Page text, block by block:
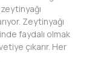
Zeytinyağı
faydalı olmak
çıkarır. Her